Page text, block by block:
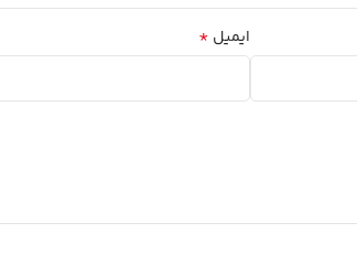
ایمیل *